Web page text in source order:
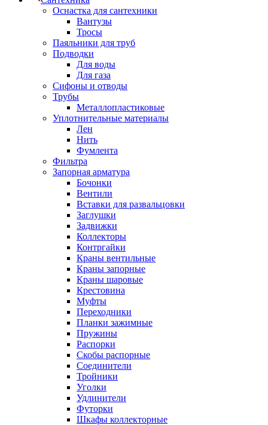
Оснастка для сантехники
Вантузы
Тросы
Паяльники для труб
Подводки
Для воды
Для газа
Сифоны и отводы
Трубы
Металлопластиковые
Уплотнительные материалы
Лен
Нить
Фумлента
Фильтра
Запорная арматура
Бочонки
Вентили
Вставки для развальцовки
Заглушки
Задвижки
Коллекторы
Контргайки
Краны вентильные
Краны запорные
Краны шаровые
Крестовина
Муфты
Переходники
Планки зажимные
Пружины
Распорки
Скобы распорные
Соединители
Тройники
Уголки
Удлинители
Футорки
Шкафы коллекторные